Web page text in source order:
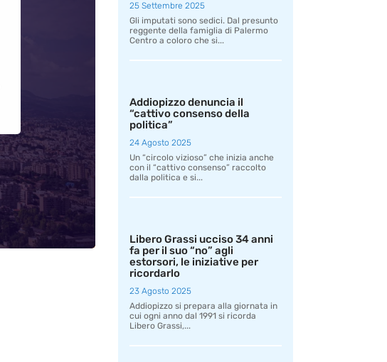
25 Settembre 2025
Gli imputati sono sedici. Dal presunto
reggente della famiglia di Palermo
Centro a coloro che si...
Addiopizzo denuncia il
“cattivo consenso della
politica”
24 Agosto 2025
Un “circolo vizioso” che inizia anche
con il “cattivo consenso” raccolto
dalla politica e si...
Libero Grassi ucciso 34 anni
fa per il suo “no” agli
estorsori, le iniziative per
ricordarlo
23 Agosto 2025
Addiopizzo si prepara alla giornata in
cui ogni anno dal 1991 si ricorda
Libero Grassi,...